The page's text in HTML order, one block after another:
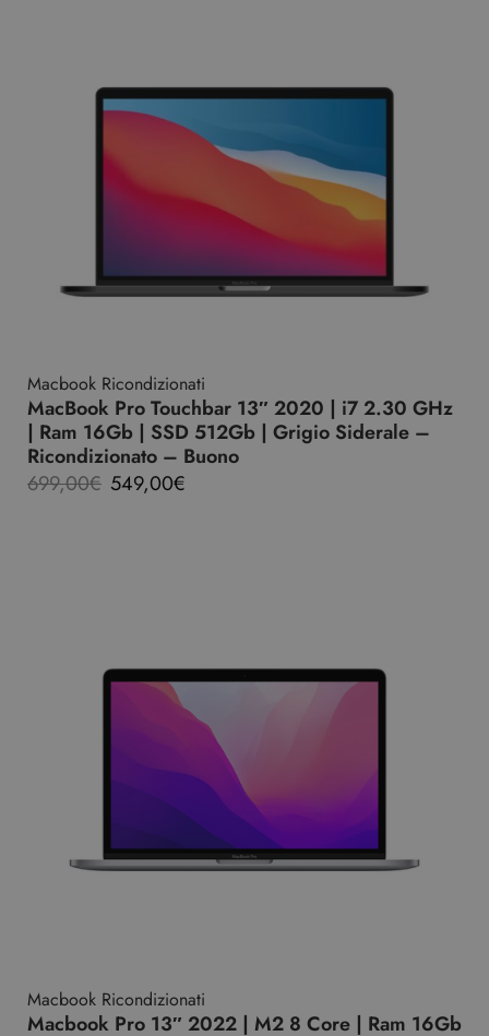
Macbook Ricondizionati
MacBook Pro Touchbar 13″ 2020 | i7 2.30 GHz
| Ram 16Gb | SSD 512Gb | Grigio Siderale –
Ricondizionato – Buono
699,00€ 549,00€
Macbook Ricondizionati
Macbook Pro 13″ 2022 | M2 8 Core | Ram 16Gb